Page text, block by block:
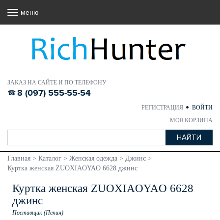
ЗАКАЗ НА САЙТЕ И ПО ТЕЛЕФОНУ
8 (097) 555-55-54
РЕГИСТРАЦИЯ
ВОЙТИ
МОЯ КОРЗИНА
меню
Главная > Каталог > Женская одежда > Джинс >
Куртка женская ZUOXIAOYAO 6628 джинс
Куртка женская ZUOXIAOYAO 6628
джинс
Поставщик (Пекин)